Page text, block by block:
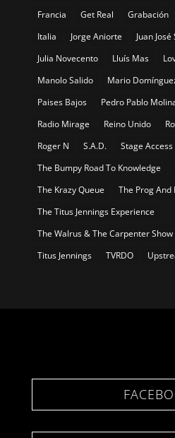
Francia
Get Real Grabación
Italia
Jorge Aniorte
Juan
Julia Novecento
Lluís Mas
Manolo Salido
Mario
Paises Bajos
Pedro Pablo
Radio Mirage
Reino Unido
Roger N
S.A.D.
Stage Access
The Bumpy Road To Knowledge
The Krazy Queue
The Prog And
The Titus Jennings Experience
The Walrus & The Carpenter Show
Titus Jennings
TVRDO